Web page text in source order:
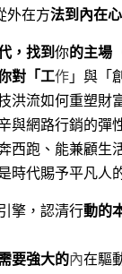
外在方法到內在
，找到你的主場
對「工作 」與「
洪流如何重塑財
與網路行銷的彈
西跑、能兼顧生
時代賜予平凡人
擎，認清行動的
要強大的內在驅